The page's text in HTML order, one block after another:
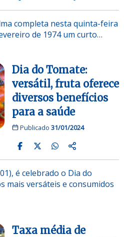
completa nesta quinta-feira
de 1974 um curto…
Dia do Tomate:
versátil, fruta oferece
diversos benefícios
para a saúde
Publicado 31/01/2024
é celebrado o Dia do
mais versáteis e consumidos
Taxa média de